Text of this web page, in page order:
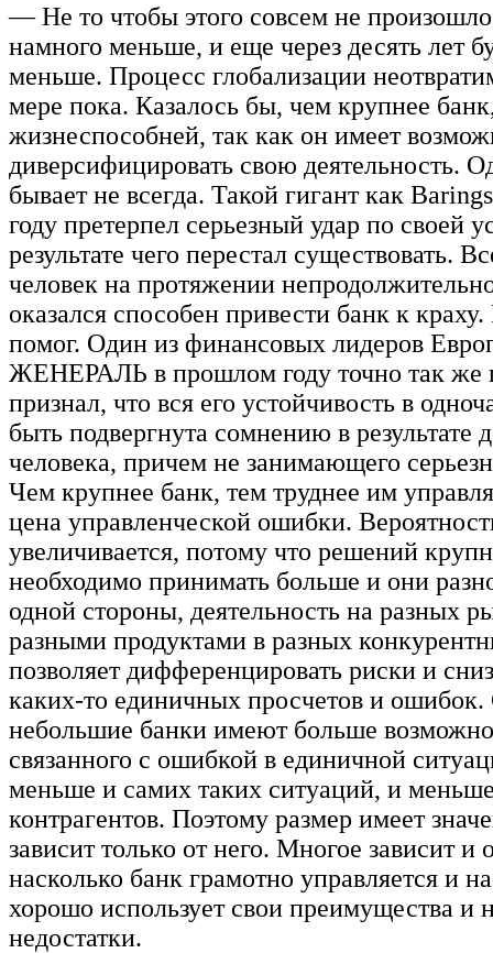
— Не то чтобы этого совсем не
намного меньше, и еще через десять лет
меньше. Процесс глобализации
мере пока. Казалось бы, чем крупнее
жизнеспособней, так как он имеет
диверсифицировать свою деятельность.
бывает не всегда. Такой гигант как
году претерпел серьезный удар по своей
результате чего перестал существовать.
человек на протяжении
оказался способен привести банк к
помог. Один из финансовых лидеров
ЖЕНЕРАЛЬ в прошлом году точно так же
признал, что вся его устойчивость в
быть подвергнута сомнению в результате
человека, причем не занимающего
Чем крупнее банк, тем труднее им
цена управленческой ошибки.
увеличивается, потому что решений
необходимо принимать больше и они
одной стороны, деятельность на разных
разными продуктами в разных
позволяет дифференцировать риски и
каких-то единичных просчетов и
небольшие банки имеют больше
связанного с ошибкой в единичной
меньше и самих таких ситуаций, и
контрагентов. Поэтому размер имеет
зависит только от него. Многое зависит и
насколько банк грамотно управляется и
хорошо использует свои преимущества и
недостатки.